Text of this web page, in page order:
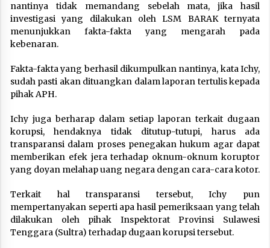
nantinya tidak memandang sebelah mata, jika hasil
investigasi yang dilakukan oleh LSM BARAK ternyata
menunjukkan fakta-fakta yang mengarah pada
kebenaran.
Fakta-fakta yang berhasil dikumpulkan nantinya, kata Ichy,
sudah pasti akan dituangkan dalam laporan tertulis kepada
pihak APH.
Ichy juga berharap dalam setiap laporan terkait dugaan
korupsi, hendaknya tidak ditutup-tutupi, harus ada
transparansi dalam proses penegakan hukum agar dapat
memberikan efek jera terhadap oknum-oknum koruptor
yang doyan melahap uang negara dengan cara-cara kotor.
Terkait hal transparansi tersebut, Ichy pun
mempertanyakan seperti apa hasil pemeriksaan yang telah
dilakukan oleh pihak Inspektorat Provinsi Sulawesi
Tenggara (Sultra) terhadap dugaan korupsi tersebut.